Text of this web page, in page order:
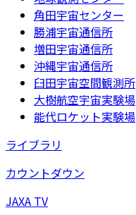
角田宇宙センター
勝浦宇宙通信所
増田宇宙通信所
沖縄宇宙通信所
臼田宇宙空間観測所
大樹航空宇宙実験場
能代ロケット実験場
ライブラリ
カウントダウン
JAXA TV